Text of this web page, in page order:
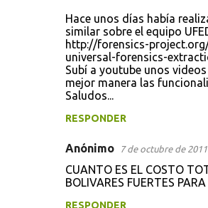
Hace unos días había
similar sobre el equipo
http://forensics-
universal-forensics-
Subí a youtube unos
mejor manera las
Saludos...
RESPONDER
Anónimo 7 de octubre de
CUANTO ES EL COSTO
BOLIVARES FUERTES
RESPONDER